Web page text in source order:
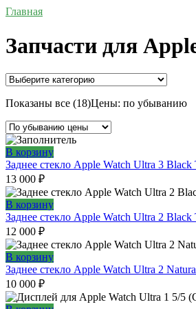
Главная
Запчасти для
Показаны все (18)Цены: по убыванию
В корзину
Заднее стекло Apple Watch Ultra 3
13 000 ₽
В корзину
Заднее стекло Apple Watch Ultra 2
12 000 ₽
В корзину
Заднее стекло Apple Watch Ultra 2
10 000 ₽